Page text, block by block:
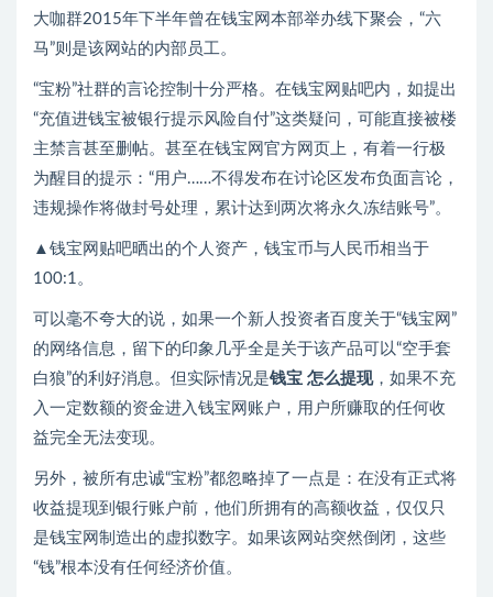
大咖群2015年下半年曾在钱宝网本部举办线下聚会，“六
马”则是该网站的内部员工。
“宝粉”社群的言论控制十分严格。在钱宝网贴吧内，如提出
“充值进钱宝被银行提示风险自付”这类疑问，可能直接被楼
主禁言甚至删帖。甚至在钱宝网官方网页上，有着一行极
为醒目的提示：“用户……不得发布在讨论区发布负面言论，
违规操作将做封号处理，累计达到两次将永久冻结账号”。
▲钱宝网贴吧晒出的个人资产，钱宝币与人民币相当于
100:1。
可以毫不夸大的说，如果一个新人投资者百度关于“钱宝网”
的网络信息，留下的印象几乎全是关于该产品可以“空手套
白狼”的利好消息。但实际情况是钱宝 怎么提现，如果不充
入一定数额的资金进入钱宝网账户，用户所赚取的任何收
益完全无法变现。
另外，被所有忠诚“宝粉”都忽略掉了一点是：在没有正式将
收益提现到银行账户前，他们所拥有的高额收益，仅仅只
是钱宝网制造出的虚拟数字。如果该网站突然倒闭，这些
“钱”根本没有任何经济价值。